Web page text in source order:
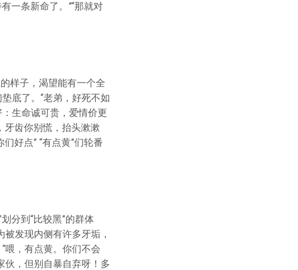
一条新命了。”“那就对
样子，渴望能有一个全
底了。“老弟，好死不如
生命诚可贵，爱情价更
牙齿你别慌，抬头漱漱
好点” “有点黄”们轮番
分到“比较黑”的群体
发现内侧有许多牙垢，
喂，有点黄。你们不会
伙，但别自暴自弃呀！多